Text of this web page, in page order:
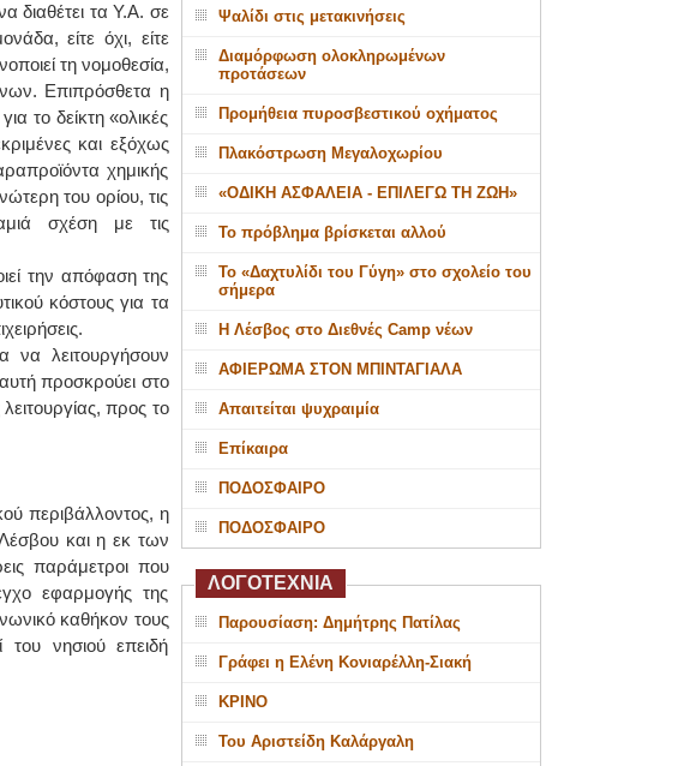
διαθέτει τα Υ.Α. σε
είτε όχι, είτε
τη νομοθεσία,
Επιπρόσθετα η
το δείκτη «ολικές
και εξόχως
χημικής
του ορίου, τις
σχέση με τις
την απόφαση της
κόστους για τα
να λειτουργήσουν
προσκρούει στο
προς το
περιβάλλοντος, η
Λέσβου και η εκ των
παράμετροι που
εφαρμογής της
καθήκον τους
νησιού επειδή
Ψαλίδι στις μετακινήσεις
Διαμόρφωση ολοκληρωμένων
προτάσεων
Προμήθεια πυροσβεστικού οχήματος
Πλακόστρωση Μεγαλοχωρίου
«ΟΔΙΚΗ ΑΣΦΑΛΕΙΑ - ΕΠΙΛΕΓΩ ΤΗ ΖΩΗ»
Το πρόβλημα βρίσκεται αλλού
Το «Δαχτυλίδι του Γύγη» στο σχολείο του
σήμερα
Η Λέσβος στο Διεθνές Camp νέων
ΑΦΙΕΡΩΜΑ ΣΤΟΝ ΜΠΙΝΤΑΓΙΑΛΑ
Απαιτείται ψυχραιμία
Επίκαιρα
ΠΟΔΟΣΦΑΙΡΟ
ΠΟΔΟΣΦΑΙΡΟ
ΛΟΓΟΤΕΧΝΙΑ
Παρουσίαση: Δημήτρης Πατίλας
Γράφει η Ελένη Κονιαρέλλη-Σιακή
ΚΡΙΝΟ
Του Αριστείδη Καλάργαλη